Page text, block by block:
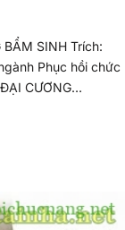
BẨM SINH Trích:
Phục hồi chức
CƯƠNG…